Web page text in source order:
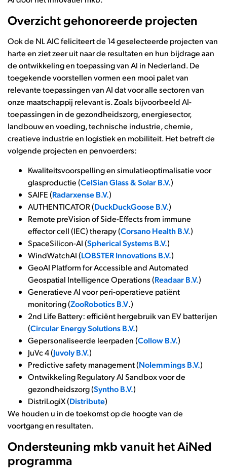
Overzicht gehonoreerde projecten
Ook de NL AIC feliciteert de 14 geselecteerde projecten van
harte en ziet zeer uit naar de resultaten en hun bijdrage aan
de ontwikkeling en toepassing van AI in Nederland. De
toegekende voorstellen vormen een mooi palet van
relevante toepassingen van AI dat voor alle sectoren van
onze maatschappij relevant is. Zoals bijvoorbeeld AI-
toepassingen in de gezondheidszorg, energiesector,
landbouw en voeding, technische industrie, chemie,
creatieve industrie en logistiek en mobiliteit. Het betreft de
volgende projecten en penvoerders:
Kwaliteitsvoorspelling en simulatieoptimalisatie voor
glasproductie (CelSian Glass & Solar B.V.)
SAIFE (Radarxense B.V.)
AUTHENTICATOR (DuckDuckGoose B.V.)
Remote preVision of Side-Effects from immune
effector cell (IEC) therapy (Corsano Health B.V.)
SpaceSilicon-AI (Spherical Systems B.V.)
WindWatchAI (LOBSTER Innovations B.V.)
GeoAI Platform for Accessible and Automated
Geospatial Intelligence Operations (Readaar B.V.)
Generatieve AI voor peri-operatieve patiënt
monitoring (ZooRobotics B.V.)
2nd Life Battery: efficiënt hergebruik van EV batterijen
(Circular Energy Solutions B.V.)
Gepersonaliseerde leerpaden (Collow B.V.)
JuVc 4 (Juvoly B.V.)
Predictive safety management (Nolemmings B.V.)
Ontwikkeling Regulatory AI Sandbox voor de
gezondheidszorg (Syntho B.V.)
DistriLogiX (Distribute)
We houden u in de toekomst op de hoogte van de
voortgang en resultaten.
Ondersteuning mkb vanuit het AiNed
programma